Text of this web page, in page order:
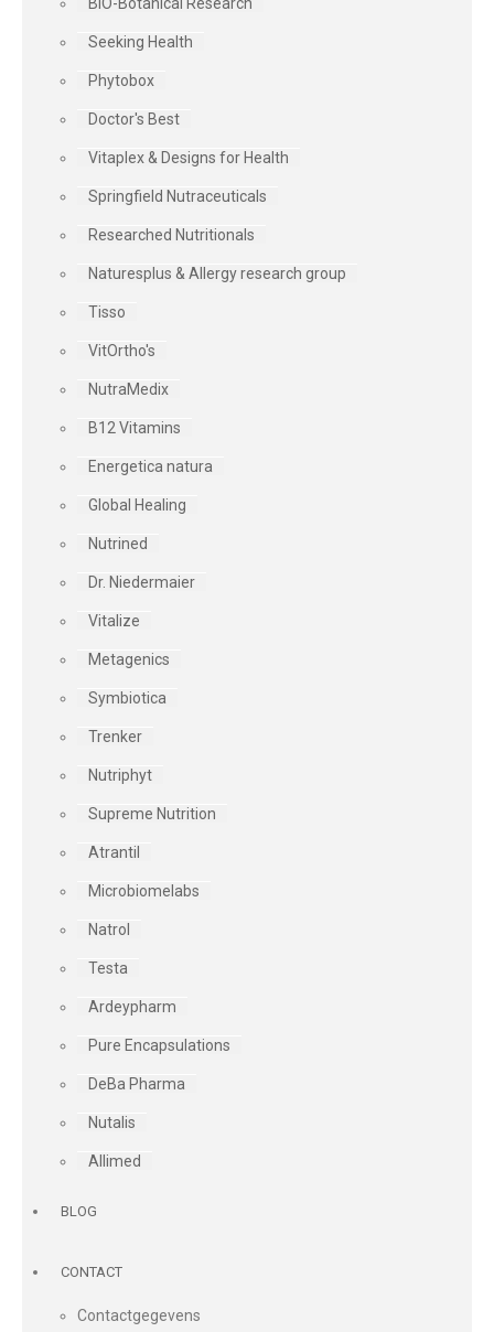
Seeking Health
Phytobox
Doctor's Best
Vitaplex & Designs for Health
Springfield Nutraceuticals
Researched Nutritionals
Naturesplus & Allergy research group
Tisso
VitOrtho's
NutraMedix
B12 Vitamins
Energetica natura
Global Healing
Nutrined
Dr. Niedermaier
Vitalize
Metagenics
Symbiotica
Trenker
Nutriphyt
Supreme Nutrition
Atrantil
Microbiomelabs
Natrol
Testa
Ardeypharm
Pure Encapsulations
DeBa Pharma
Nutalis
Allimed
BLOG
CONTACT
Contactgegevens